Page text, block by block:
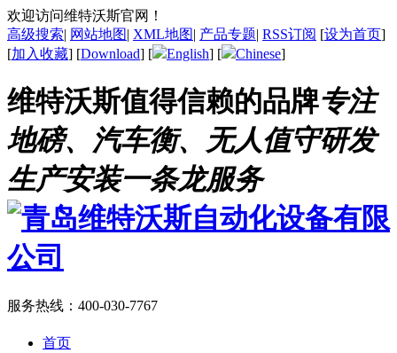
欢迎访问维特沃斯官网！
高级搜索| 网站地图| XML地图| 产品专题| RSS订阅 [设为首页]
[加入收藏] [Download] [ English] [ Chinese]
维特沃斯值得信赖的品牌专注
地磅、汽车衡、无人值守研发
生产安装一条龙服务
服务热线： 400-030-7767
首页